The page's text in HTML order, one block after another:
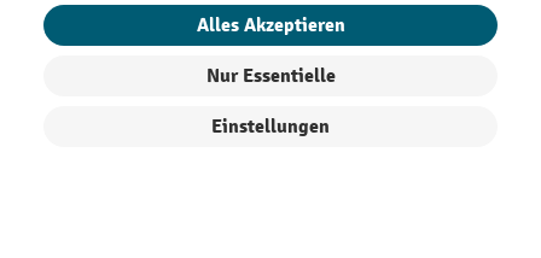
Erstregistrierung für den Newsletter gewährt. Der Gutschein ist 10
Tage gültig und kann ab einem Netto-Bestellwert von 250.- CHF online
eingelöst werden. Die Höhe des Rabatts variiert je nach
Arbeitsschutz | 5% auf Werkstatt, Betrieb, Transport, Stapeln und